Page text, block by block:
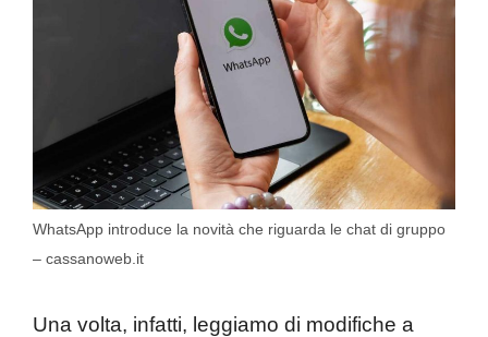
WhatsApp introduce la novità che riguarda le chat di gruppo
– cassanoweb.it
Una volta, infatti, leggiamo di modifiche a